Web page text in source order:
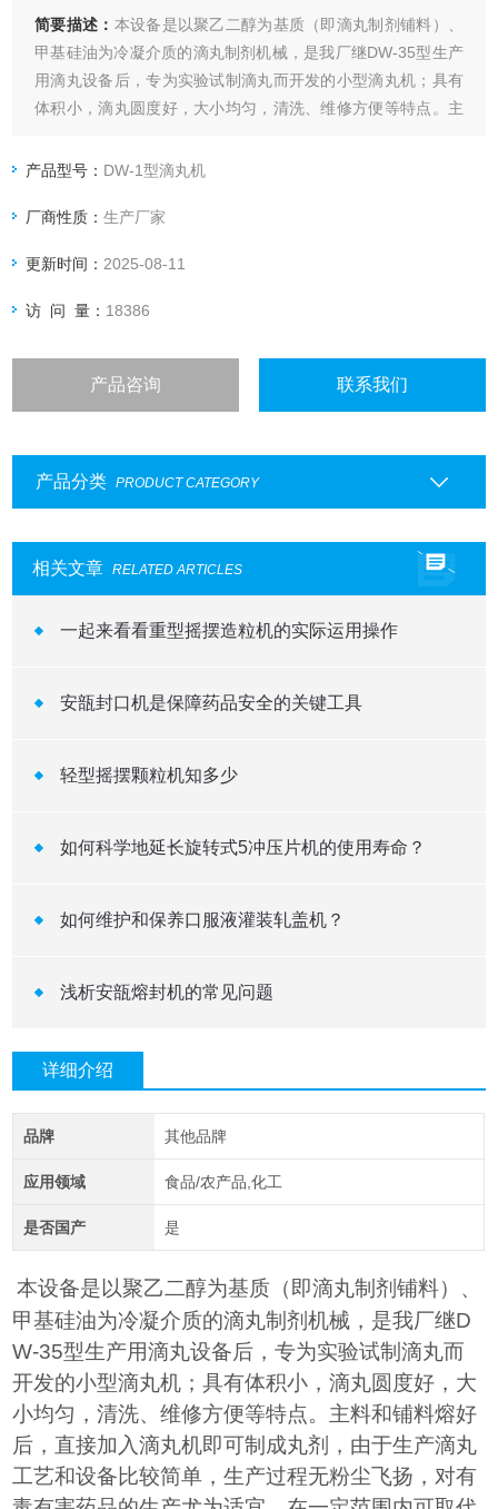
简要描述： 本设备是以聚乙二醇为基质（即滴丸制剂铺料）、
甲基硅油为冷凝介质的滴丸制剂机械，是我厂继DW-35型生产
用滴丸设备后，专为实验试制滴丸而开发的小型滴丸机；具有
体积小，滴丸圆度好，大小均匀，清洗、维修方便等特点。主
丸工艺和设备比较简单，生产过程无粉尘飞扬，对有毒有害药
产品型号： DW-1型滴丸机
厂商性质：生产厂家
更新时间： 2025-08-11
访 问 量： 18386
产品咨询 联系我们
产品分类 PRODUCT CATEGORY
相关文章 RELATED ARTICLES
一起来看看重型摇摆造粒机的实际运用操作
安瓿封口机是保障药品安全的关键工具
轻型摇摆颗粒机知多少
如何科学地延长旋转式5冲压片机的使用寿命？
如何维护和保养口服液灌装轧盖机？
浅析安瓿熔封机的常见问题
详细介绍
品牌 其他品牌
应用领域 食品/农产品,化工
是否国产 是
本设备是以聚乙二醇为基质（即滴丸制剂铺料）、
甲基硅油为冷凝介质的滴丸制剂机械，是我厂继D
W-35型生产用滴丸设备后，专为实验试制滴丸而
开发的小型滴丸机；具有体积小，滴丸圆度好，大
小均匀，清洗、维修方便等特点。主料和铺料熔好
后，直接加入滴丸机即可制成丸剂，由于生产滴丸
工艺和设备比较简单，生产过程无粉尘飞扬，对有